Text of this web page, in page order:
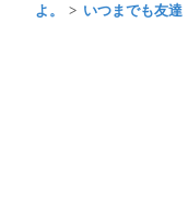
よ。
いつまでも友達